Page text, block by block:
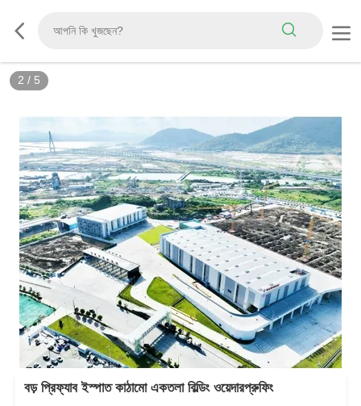
2 / 5
বড় প্রিফ্যাব ইস্পাত কাঠামো একতলা বিল্ডিং ওয়েদারপ্রুফিং